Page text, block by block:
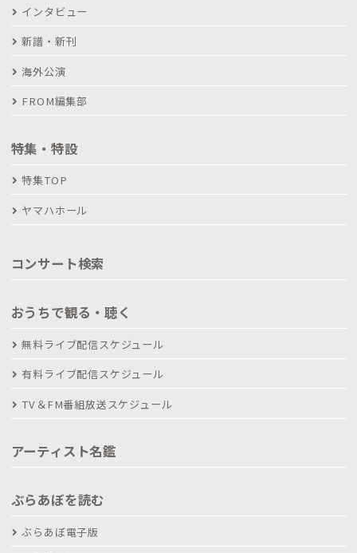
インタビュー
新譜・新刊
海外公演
FROM編集部
特集・特設
特集TOP
ヤマハホール
コンサート検索
おうちで観る・聴く
無料ライブ配信スケジュール
有料ライブ配信スケジュール
TV＆FM番組放送スケジュール
アーティスト名鑑
ぶらあぼを読む
ぶらあぼ電子版